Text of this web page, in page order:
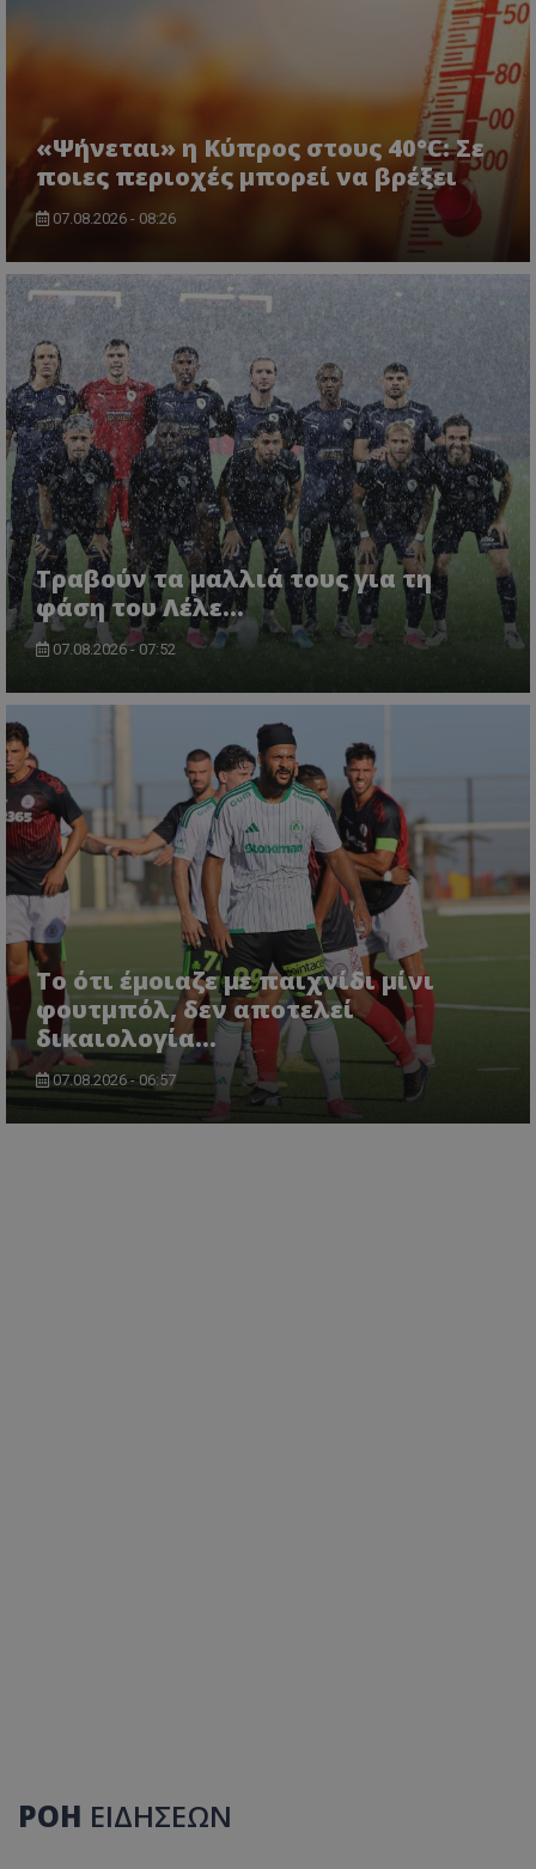
«Ψήνεται» η Κύπρος στους 40°C: Σε
ποιες περιοχές μπορεί να βρέξει
07.08.2026 - 08:26
Τραβούν τα μαλλιά τους για τη
φάση του Λέλε…
07.08.2026 - 07:52
Το ότι έμοιαζε με παιχνίδι μίνι
φουτμπόλ, δεν αποτελεί
δικαιολογία…
07.08.2026 - 06:57
ΡΟΗ ΕΙΔΗΣΕΩΝ